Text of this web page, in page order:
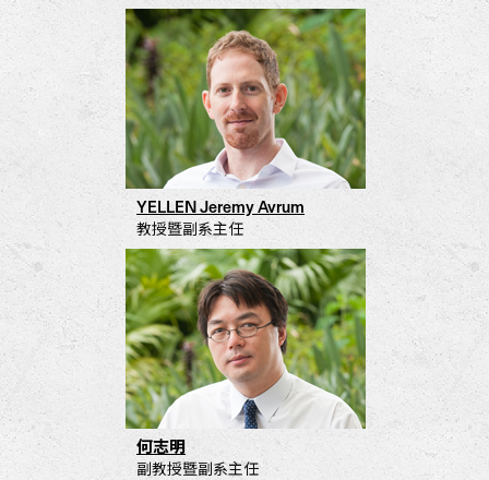
YELLEN Jeremy Avrum
教授暨副系主任
何志明
副教授暨副系主任